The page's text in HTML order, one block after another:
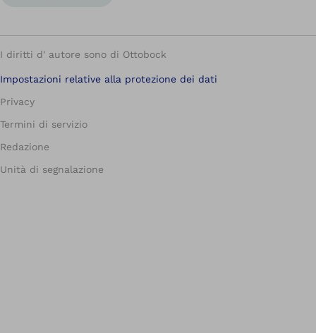
I diritti d' autore sono di Ottobock
Impostazioni relative alla protezione dei dati
Privacy
Termini di servizio
Redazione
Unità di segnalazione